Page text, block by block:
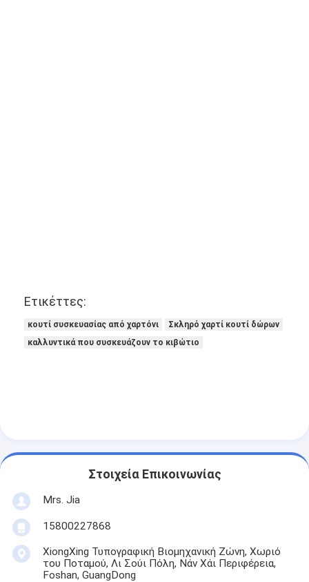
Ετικέττες:
κουτί συσκευασίας από χαρτόνι
Σκληρό χαρτί κουτί δώρων
καλλυντικά που συσκευάζουν το κιβώτιο
Στοιχεία Επικοινωνίας
Mrs. Jia
15800227868
XiongXing Τυπογραφική Βιομηχανική Ζώνη, Χωριό
του Ποταμού, Λι Σούι Πόλη, Νάν Χάι Περιφέρεια,
Foshan, GuangDong